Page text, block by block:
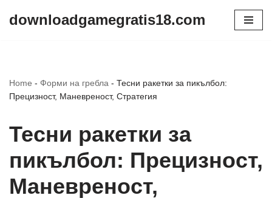
downloadgamegratis18.com
Home - Форми на гребла - Тесни ракетки за пикълбол:
Прецизност, Маневреност, Стратегия
Тесни ракетки за
пикълбол: Прецизност,
Маневреност,